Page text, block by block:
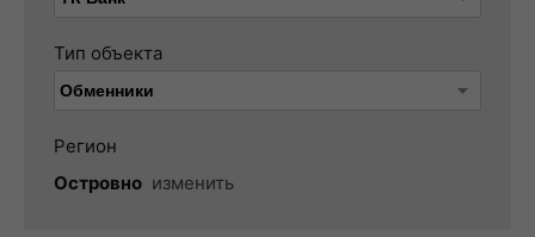
Тип объекта
Регион
Островно изменить